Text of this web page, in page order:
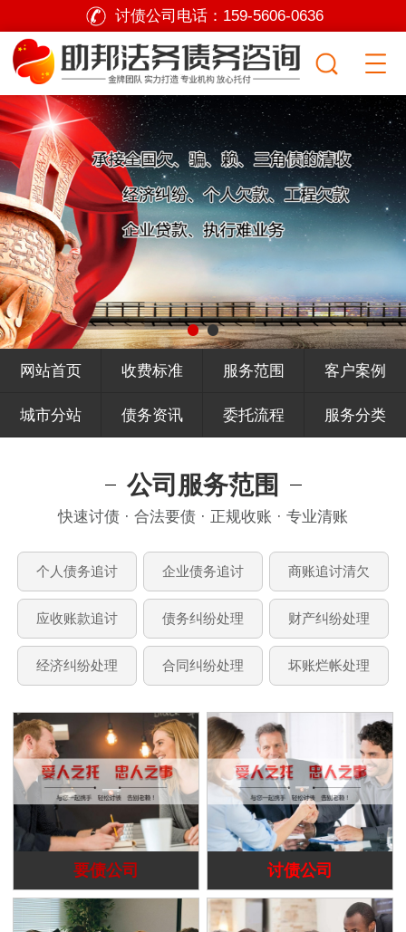
讨债公司电话： 159-5606-0636
网站首页 收费标准 服务范围 客户案例
城市分站 债务资讯 委托流程 服务分类
公司服务范围
快速讨债 · 合法要债 · 正规收账 · 专业清账
个人债务追讨 企业债务追讨 商账追讨清欠
应收账款追讨 债务纠纷处理 财产纠纷处理
经济纠纷处理 合同纠纷处理 坏账烂帐处理
要债公司 讨债公司